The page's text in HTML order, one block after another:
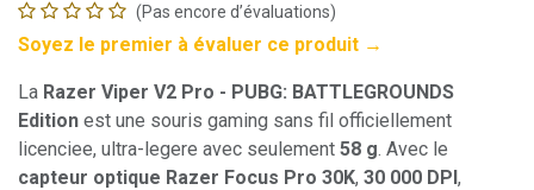
(Pas encore d’évaluations)
Soyez le premier à évaluer ce produit →
La Razer Viper V2 Pro - PUBG: BATTLEGROUNDS
Edition est une souris gaming sans fil officiellement
licenciee, ultra-legere avec seulement 58 g. Avec le
capteur optique Razer Focus Pro 30K, 30 000 DPI,